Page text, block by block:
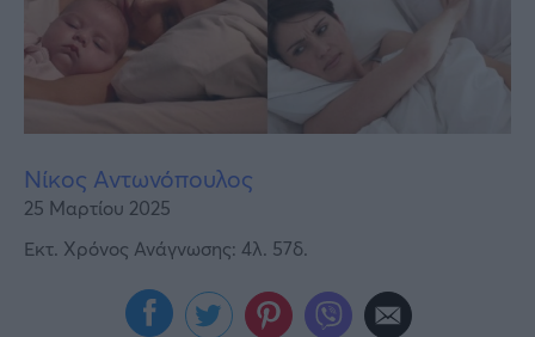
Νίκος Αντωνόπουλος
25 Μαρτίου 2025
Εκτ. Χρόνος Ανάγνωσης: 4λ. 57δ.